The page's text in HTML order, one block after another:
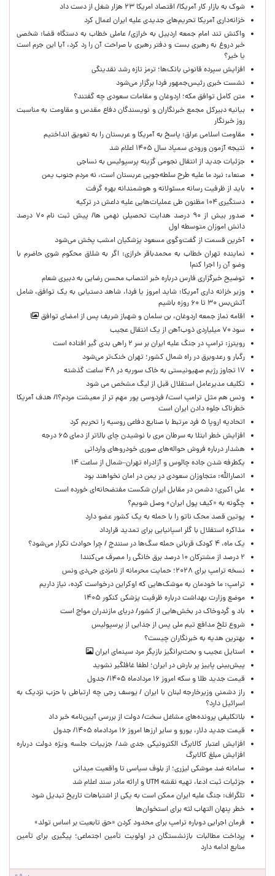
شوک به بازار کار آمریکا/ اقتصاد امریکا ۲۳ هزار شغل از دست داد
خزانه‌داری آمریکا تحریم‌های جدیدی علیه ایران اعمال کرد
واکنش تند امام جمعه اردبیل به خرازی/ عاملی خطاب به دستگاه قضا: شخصی
خبر دروغ به رهبری بست و دفتر رهبری با صراحت آن را رد کرد، آیا این جرم است
یا خیر؟
افزایش سپرده قانونی بانک‌ها؛ ترمز تازه رشد نقدینگی
نشست خبری رئیس‌جمهور فردا برگزار می‌شود
متن کامل توافق مکه؛ اردوغان و مقامات سعودی چه گفتند؟
بیانیه دبیرکل مجمع خبرنگاران و نویسندگان دفاع مقدس و مقاومت به مناسبت
روز خبرنگار
مقاومت اسلامی عراق: پاسخ به آمریکا و عربستان را به تعویق انداختیم
نتیجه آزمون ورودی سمپاد سال ۱۴۰۵ اعلام شد
جزئیات جدید از انتقال نجومی گزینه پرسپولیس به نساجی
صنعاء: نبرد ما علیه طرح سلطه‌جویی عربستان است، نه مردم جنوب یمن
باید از ظرفیت رسانه مسئولانه و هوشمندانه بهره گرفت
دستگیری ۱۰۴ مظنون طی عملیات‌هایی علیه داعش در ترکیه
صدور بیش از ۹۰ درصد هدایت تحصیلی نهمی ها/ پیش ثبت نام ۷۰ درصد
دانش اموزان متوسطه اول
آخرین قسمت از گفت‌وگوی مسعود پزشکیان امشب پخش می‌شود
نماینده تهران خطاب به محمدباقر خرازی: اگر به شلاق محکوم شوی حاضرم با
وضو آن را اجرا کنم!
توضیح خبرگزاری فارس درباره خبر انتصاب محسن رضایی به دبیری شعام
وزیر خزانه داری آمریکا: شاید امروز یا فردا، شاهد دستیابی به یک توافق، شامل
آتش‌بس ۳۰ تا ۶۰ روزه باشیم
اقامه نماز جمعه اردوغان، بن ‌سلمان و شهباز شریف پس از امضای توافق
سود ۷۰ میلیاردی ذوب‌آهن از یک انتقال عجیب
رویترز: ترامپ در جنگ علیه ایران بر سر ۲ راهی بدی گیر افتاده است
رگبار و رعدوبرق در راه شمال کشور؛ تهران خنک‌تر می‌شود
۱۷ تجاوز رژیم صهیونیستی به خاک سوریه در ۴۸ ساعت گذشته
تکلیف مدیرعامل استقلال قبل از لیگ مشخص می شود
ونس هم مثل ترامپ است/ فردوسی پور مهم تر از معیشت مردم؟!/ هدف آمریکا
خطرناک جلوه دادن ایران است
اتحادیه اروپا ۵ فرد مرتبط با صنایع دفاعی روسیه را تحریم کرد
افزایش خطر ابتلا به سرطان مری با نوشیدن چای بالاتر از دمای ۶۵ درجه
هشدار درباره فروش حواله‌های صوری خودروهای وارداتی
یکطرفه شدن جاده چالوس و آزادراه تهران–شمال از ساعت ۱۴
انصارالله: متجاوزان سعودی در یمن در امان نخواهند بود
علی اکبری: دشمن در مقابل ایران شکست مفتضحانه‌ای خورده است
چگونه به «کیف پول ایران» وصل شویم؟
پوتین قصد محک ناتو را با حمله به یک کشور عضو دارد
مذاکره استقلال با گلر اسپانیایی برای تمدید قرارداد
یک ماه، ۴ کودک قربانی حمله سگ‌ها در سنندج / چرا حوادث تکرار می‌شود؟
۲ درصد از مشترکان ۱۰ درصد برق خانگی را مصرف می‌کنند!
نسخه ترامپ برای ۲۰۲۸؛ حمایت محرمانه از نامزدی جی‌دی ونس
ترامپ: ما خودمان به موشک‌هایی که اوکراین درخواست کرده، نیاز داریم
موضع وزارت بهداشت درباره ظرفیت پزشکی کنکور ۱۴۰۵
باد و گردوخاک در بخش‌هایی از کشور/ دریای مازندران مواج است
شروع تلخ مدافع تیم ملی پس از جدایی از پرسپولیس
بهترین هدیه به خبرنگاران چیست؟
استایل عجیب و بحث‌برانگیز بازیگر مرد سینمای ایران
پیش‌بینی پاییز پر بارش در ایران؛ لطفا غافلگیر نشوید
قیمت جدید طلا و سکه امروز ۱۶ مردادماه ۱۴۰۵/ جدول
راز دشمنی وزیرخارجه لبنان با ایران / یوسف رجی چه ارتباطی با حزب نزدیک به
اسرائیل دارد؟
بلاتکلیفی پرونده‌های مشاغل سخت/ دولت از بررسی آیین‌نامه خبر داد
قیمت جدید دلار، یورو و سایر ارزها امروز ۱۶ مردادماه ۱۴۰۵/ جدول
افزایش اعتبار کالابرگ الکترونیکی جدی شد/ جزییات جلسه ویژه دولت درباره
افزایش مبلغ کالابرگ
سامانه ضد موشکی لیزری؛ از بلوف سیاسی تا واقعیت میدانی
جزئیات ثبت ادعا، تهیه نقشه UTM و ارائه مادر سند اعلام شد
تلگراف: جنگ علیه ایران ممکن است به یکی از اشتباهات تاریخ تبدیل شود
خطر پنهان التهاب لثه برای استخوان‌ها
فرمان اجرایی دوباره ترامپ برای محدود کردن «حق تابعیت بر اساس تولد»
پرداخت مطالبات بازنشستگان در اولویت تأمین اجتماعی؛ پیگیری برای تأمین
منابع ادامه دارد